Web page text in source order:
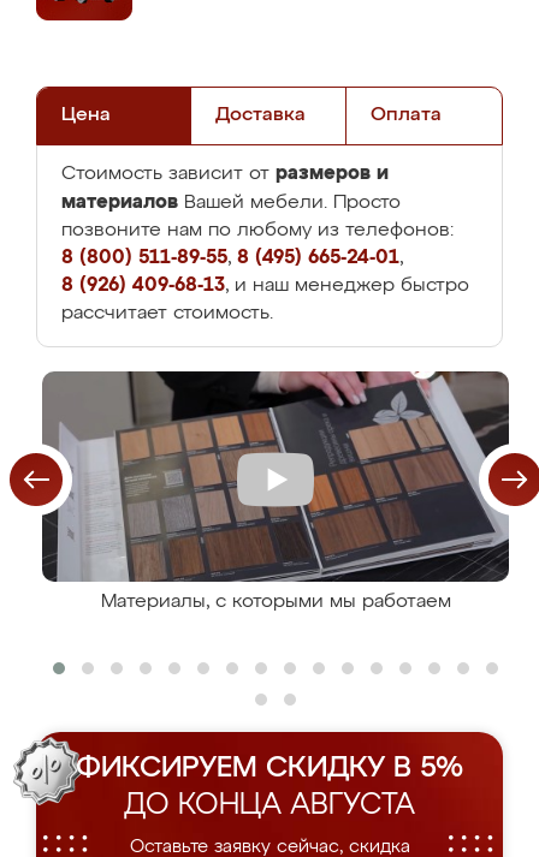
Цена Доставка Оплата
Стоимость зависит от размеров и
материалов Вашей мебели. Просто
позвоните нам по любому из телефонов:
8 (800) 511-89-55, 8 (495) 665-24-01,
8 (926) 409-68-13, и наш менеджер быстро
рассчитает стоимость.
Материалы, с которыми мы работаем
ФИКСИРУЕМ СКИДКУ В 5%
ДО КОНЦА АВГУСТА
Оставьте заявку сейчас, скидка